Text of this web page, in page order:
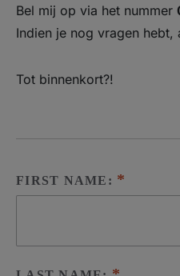
Bel mij op via het nummer
Indien je nog vragen
Tot binnenkort?!
FIRST NAME: